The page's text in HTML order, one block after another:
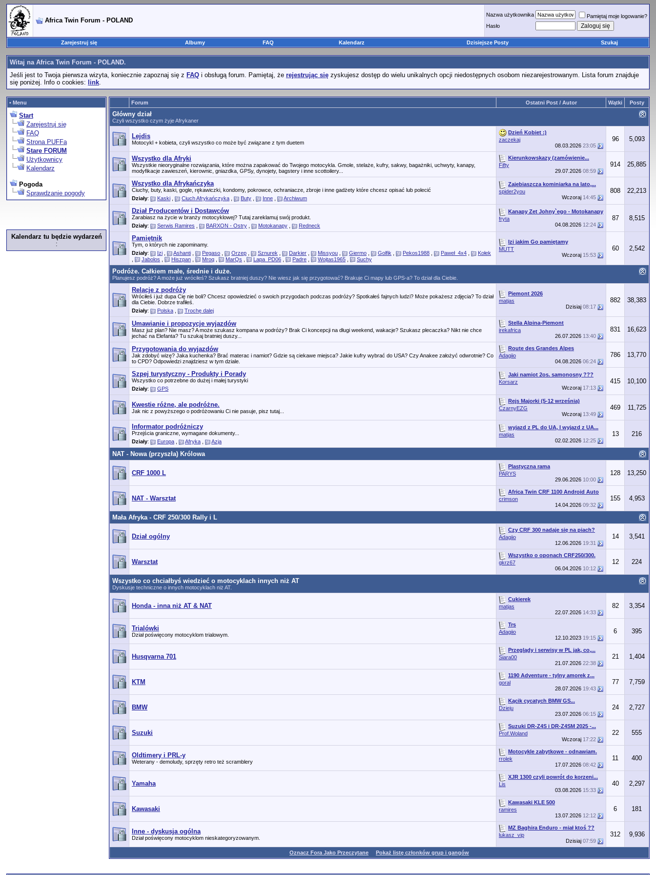
Africa Twin Forum - POLAND
Nazwa użytkownika
Pamiętaj moje logowanie?
Hasło
Zarejestruj się Albumy FAQ Kalendarz Dzisiejsze Posty Szukaj
Witaj na Africa Twin Forum - POLAND.
Jeśli jest to Twoja pierwsza wizyta, koniecznie zapoznaj się z FAQ i obsługą forum. Pamiętaj, że rejestrując się zyskujesz dostęp do wielu unikalnych opcji niedostępnych osobom niezarejestrowanym. Lista forum znajduje
się poniżej. Info o cookies:
link.
• Menu
Start
Zarejestruj się
FAQ
Strona PUFFa
Stare FORUM
Użytkownicy
Kalendarz
Pogoda
Sprawdzanie pogody
Kalendarz tu będzie wydarzeń
:
Forum Ostatni Post / Autor Wątki Posty
Główny dział
Czyli wszystko czym żyje Afrykaner
Lejdis
Motocykl + kobieta, czyli wszystko co może być związane z tym duetem
Dzień Kobiet :)
zaczekaj
08.03.2026 23:05
96 5,093
Wszystko dla Afryki
Wszystkie nieoryginalne rozwiązania, które można zapakować do Twojego motocykla. Gmole, stelaże, kufry, sakwy, bagażniki, uchwyty, kanapy,
modyfikacje zawieszeń, kierownic, gniazdka, GPSy, dynojety, bagstery i inne scottoilery...
Kierunkowskazy (zamówienie...
Fifty
29.07.2026 08:59
914 25,885
Wszystko dla Afrykańczyka
Ciuchy, buty, kaski, gogle, rękawiczki, kondomy, pokrowce, ochraniacze, zbroje i inne gadżety które chcesz opisać lub polecić
Działy: Kaski Ciuch Afrykańczyka Buty Inne Archiwum
Zajebiaszcza kominiarka na lato,...
spider2you
Wczoraj 14:45
808 22,213
Dział Producentów i Dostawców
Zarabiasz na życie w branży motocyklowej? Tutaj zareklamuj swój produkt.
Działy: Serwis Ramires BARXON - Ostry Motokanapy Redneck
Kanapy Zet Johny`ego - Motokanapy
fryta
04.08.2026 12:24
87 8,515
Pamiętnik
Tym, o których nie zapominamy.
Działy: Izi Ashanti Pegaso Orzep Sznurek Darkier Missyou Giermo Golfik Pekos1988 Paweł_4x4
Kołek
Jabolos Hiszpan Mroq MarQs Lapa_PD06 Padre Wojtas1965 Suchy
Izi jakim Go pamiętamy
MUTT
Wczoraj 15:53
60 2,542
Podróże. Całkiem małe, średnie i duże.
Planujesz podróż? A może już wróciłeś? Szukasz bratniej duszy? Nie wiesz jak się przygotować? Brakuje Ci mapy lub GPS-a? To dział dla Ciebie.
Relacje z podróży
Wróciłeś i już dupa Cię nie boli? Chcesz opowiedzieć o swoich przygodach podczas podróży? Spotkałeś fajnych ludzi? Może pokażesz zdjęcia? To dział
dla Ciebie. Dobrze trafiłeś.
Działy: Polska Trochę dalej
Piemont 2026
matjas
Dzisiaj 08:17
882 38,383
Umawianie i propozycje wyjazdów
Masz już plan? Nie masz? A może szukasz kompana w podróży? Brak Ci koncepcji na długi weekend, wakacje? Szukasz plecaczka? Nikt nie chce
jechać na Elefanta? Tu szukaj bratniej duszy...
Stella Alpina-Piemont
irekafrica
26.07.2026 13:40
831 16,623
Przygotowania do wyjazdów
Jak zdobyć wizę? Jaka kuchenka? Brać materac i namiot? Gdzie są ciekawe miejsca? Jakie kufry wybrać do USA? Czy Anakee założyć odwrotnie? Co
to CPD? Odpowiedzi znajdziesz w tym dziale.
Route des Grandes Alpes
Adagiio
04.08.2026 06:24
786 13,770
Szpej turystyczny - Produkty i Porady
Wszystko co potrzebne do dużej i małej turystyki
Działy: GPS
Jaki namiot 2os. samonosny ???
Korsarz
Wczoraj 17:13
415 10,100
Kwestie różne, ale podróżne.
Jak nic z powyższego o podróżowaniu Ci nie pasuje, pisz tutaj...
Rejs Majorki (5-12 września)
CzarnyEZG
Wczoraj 13:49
469 11,725
Informator podróżniczy
Przejścia graniczne, wymagane dokumenty...
Działy: Europa Afryka Azja
wyjazd z PL do UA, I wyjazd z UA...
matjas
02.02.2026 12:25
13 216
NAT - Nowa (przyszła) Królowa
CRF 1000 L
Plastyczna rama
PARYS
29.06.2026 10:00
128 13,250
NAT - Warsztat
Africa Twin CRF 1100 Android Auto
crimson
14.04.2026 09:32
155 4,953
Mała Afryka - CRF 250/300 Rally i L
Dział ogólny
Czy CRF 300 nadaje się na piach?
Adagiio
12.06.2026 19:31
14 3,541
Warsztat
Wszystko o oponach CRF250/300.
gkrz67
06.04.2026 10:12
12 224
Wszystko co chciałbyś wiedzieć o motocyklach innych niż AT
Dyskusje techniczne o innych motocyklach niż AT.
Honda - inna niż AT & NAT
Cukierek
matjas
22.07.2026 14:33
82 3,354
Trialówki
Dział poświęcony motocyklom trialowym.
Trs
Adagiio
12.10.2023 19:15
6 395
Husqvarna 701
Przeglądy i serwisy w PL jak, co,...
Siara00
21.07.2026 22:38
21 1,404
KTM
1190 Adventure - tylny amorek z...
goral
28.07.2026 19:43
77 7,759
BMW
Kącik cycatych BMW GS...
Dzieju
23.07.2026 06:15
24 2,727
Suzuki
Suzuki DR-Z4S i DR-Z4SM 2025 -...
Prof.Woland
Wczoraj 17:22
22 555
Oldtimery i PRL-y
Weterany - demoludy, sprzęty retro też scramblery
Motocykle zabytkowe - odnawiam.
rrolek
17.07.2026 08:42
11 400
Yamaha
XJR 1300 czyli powrót do korzeni...
Lis
03.08.2026 15:33
40 2,297
Kawasaki
Kawasaki KLE 500
ramires
13.07.2026 12:12
6 181
Inne - dyskusja ogólna
Dział poświęcony motocyklom nieskategoryzowanym.
MZ Baghira Enduro - miał ktoś ??
lukasz_vip
Dzisiaj 07:59
312 9,936
Oznacz Fora Jako Przeczytane Pokaż listę członków grup i gangów